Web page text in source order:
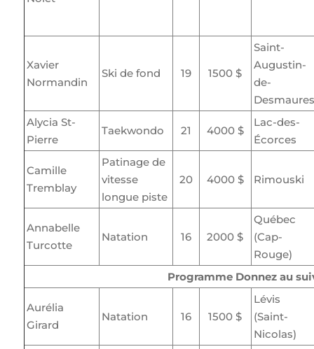
Xavier
Normandin
Ski de fond 19 1500 $
Saint-
Augustin-
de-
Desmaures
Alycia St-
Pierre
Taekwondo 21 4000 $
Lac-des-
Écorces
Camille
Tremblay
Patinage de
vitesse
longue piste
20 4000 $ Rimouski
Annabelle
Turcotte
Natation 16 2000 $
Québec
(Cap-
Rouge)
Programme Donnez au
Aurélia
Girard
Natation 16 1500 $
Lévis
(Saint-
Nicolas)